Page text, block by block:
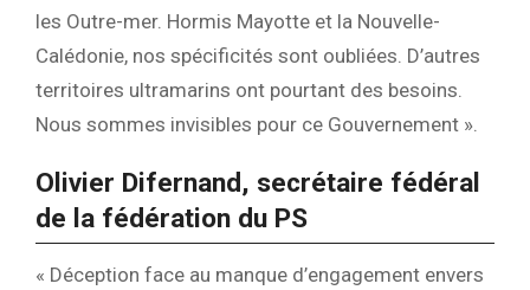
les Outre-mer. Hormis Mayotte et la Nouvelle-
Calédonie, nos spécificités sont oubliées. D’autres
territoires ultramarins ont pourtant des besoins.
Nous sommes invisibles pour ce Gouvernement ».
Olivier Difernand, secrétaire fédéral
de la fédération du PS
« Déception face au manque d’engagement envers